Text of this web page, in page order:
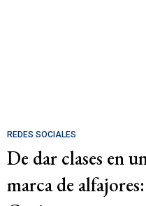
REDES SOCIALES
De dar clases en
marca de